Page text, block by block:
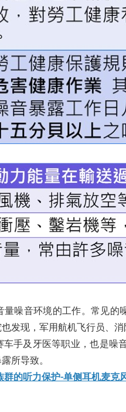
噪音环境的工作。常见
发现，军用航机飞行员、
车手及牙医等职业，也是噪
所导致。
群的听力保护-单侧耳机麦克